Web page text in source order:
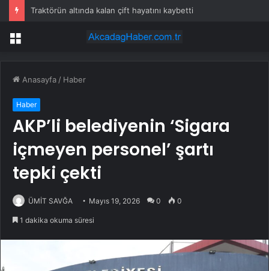
Traktörün altında kalan çift hayatını kaybetti
Menü
Anasayfa / Haber
Haber
AKP’li belediyenin ‘Sigara
içmeyen personel’ şartı
tepki çekti
ÜMİT SAVĞA Mayıs 19, 2026 0 0
1 dakika okuma süresi